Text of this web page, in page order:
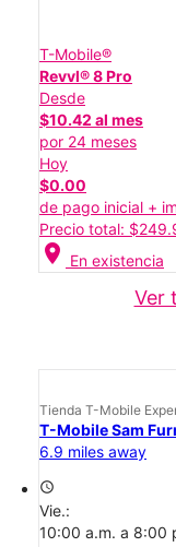
T-Mobile®
Revvl® 8 Pro
Desde
$10.42 al mes
por 24 meses
Hoy
$0.00
de pago inicial +
Precio total:
location_on En existencia
Ver
Tienda T-Mobile
T-Mobile Sam
6.9 miles away
access_time
Vie.:
10:00 a.m. a 8:00